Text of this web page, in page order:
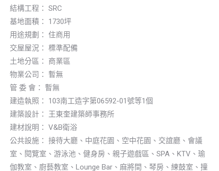
結構工程： SRC
基地面積： 1730坪
用途規劃： 住商用
交屋屋況： 標準配備
土地分區： 商業區
物業公司： 暫無
管 委 會： 暫無
建造執照： 103南工造字第06592-01號等1個
建築設計： 王東奎建築師事務所
建材說明： V&B衛浴
公共設施： 接待大廳、中庭花園、空中花園、交誼廳、會議
室、閱覽室、游泳池、健身房、親子遊戲區、SPA、KTV、瑜
伽教室、廚藝教室、Lounge Bar、麻將間、琴房、練鼓室、撞